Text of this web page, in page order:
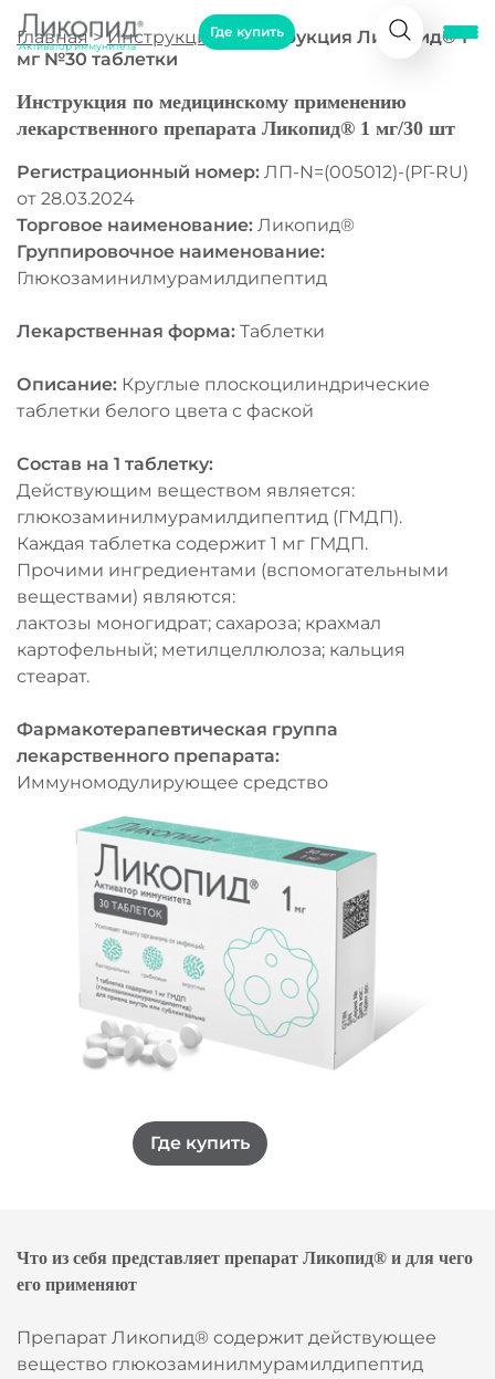
Активатор иммунитета
Где купить
Главная>Инструкция>Инструкция Ликопид® 1
мг №30 таблетки
Инструкция по медицинскому применению
лекарственного препарата Ликопид® 1 мг/30 шт
Регистрационный номер: ЛП-N=(005012)-(РГ-RU)
от 28.03.2024
Торговое наименование: Ликопид®
Группировочное наименование:
Глюкозаминилмурамилдипептид
Лекарственная форма: Таблетки
Описание: Круглые плоскоцилиндрические
таблетки белого цвета с фаской
Состав на 1 таблетку:
Действующим веществом является:
глюкозаминилмурамилдипептид (ГМДП).
Каждая таблетка содержит 1 мг ГМДП.
Прочими ингредиентами (вспомогательными
веществами) являются:
лактозы моногидрат; сахароза; крахмал
картофельный; метилцеллюлоза; кальция
стеарат.
Фармакотерапевтическая группа
лекарственного препарата:
Иммуномодулирующее средство
Где купить
Что из себя представляет препарат Ликопид® и для чего
его применяют
Препарат Ликопид® содержит действующее
вещество глюкозаминилмурамилдипептид